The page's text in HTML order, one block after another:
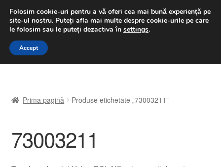
LIVRARE de la 33 lei
luni-vineri 9 a.m. - 4 p.m.031 229 6816
Sari
Sari
A lua legatura
Contul meu
Prima pagină Produse etichetate „73003211”
73003211
Folosim cookie-uri pentru a vă oferi cea mai bună experiență pe
site-ul nostru. Puteți afla mai multe despre cookie-urile pe care
le folosim sau le puteți dezactiva în settings.
Accept